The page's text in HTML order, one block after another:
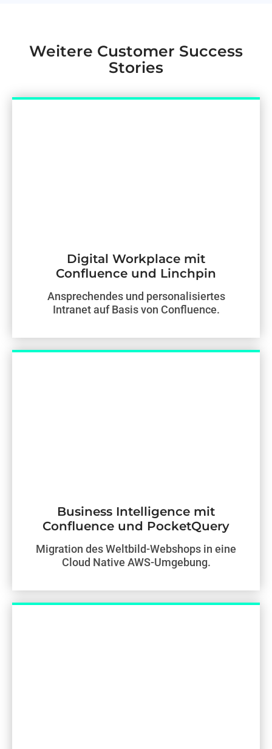
Weitere Customer Success
Stories
Digital Workplace mit
Confluence und Linchpin
Ansprechendes und personalisiertes
Intranet auf Basis von Confluence.
Business Intelligence mit
Confluence und PocketQuery
Migration des Weltbild-Webshops in eine
Cloud Native AWS-Umgebung.